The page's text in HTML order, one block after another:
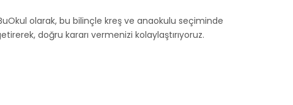
olarak, bu bilinçle kreş ve anaokulu seçiminde
doğru kararı vermenizi kolaylaştırıyoruz.